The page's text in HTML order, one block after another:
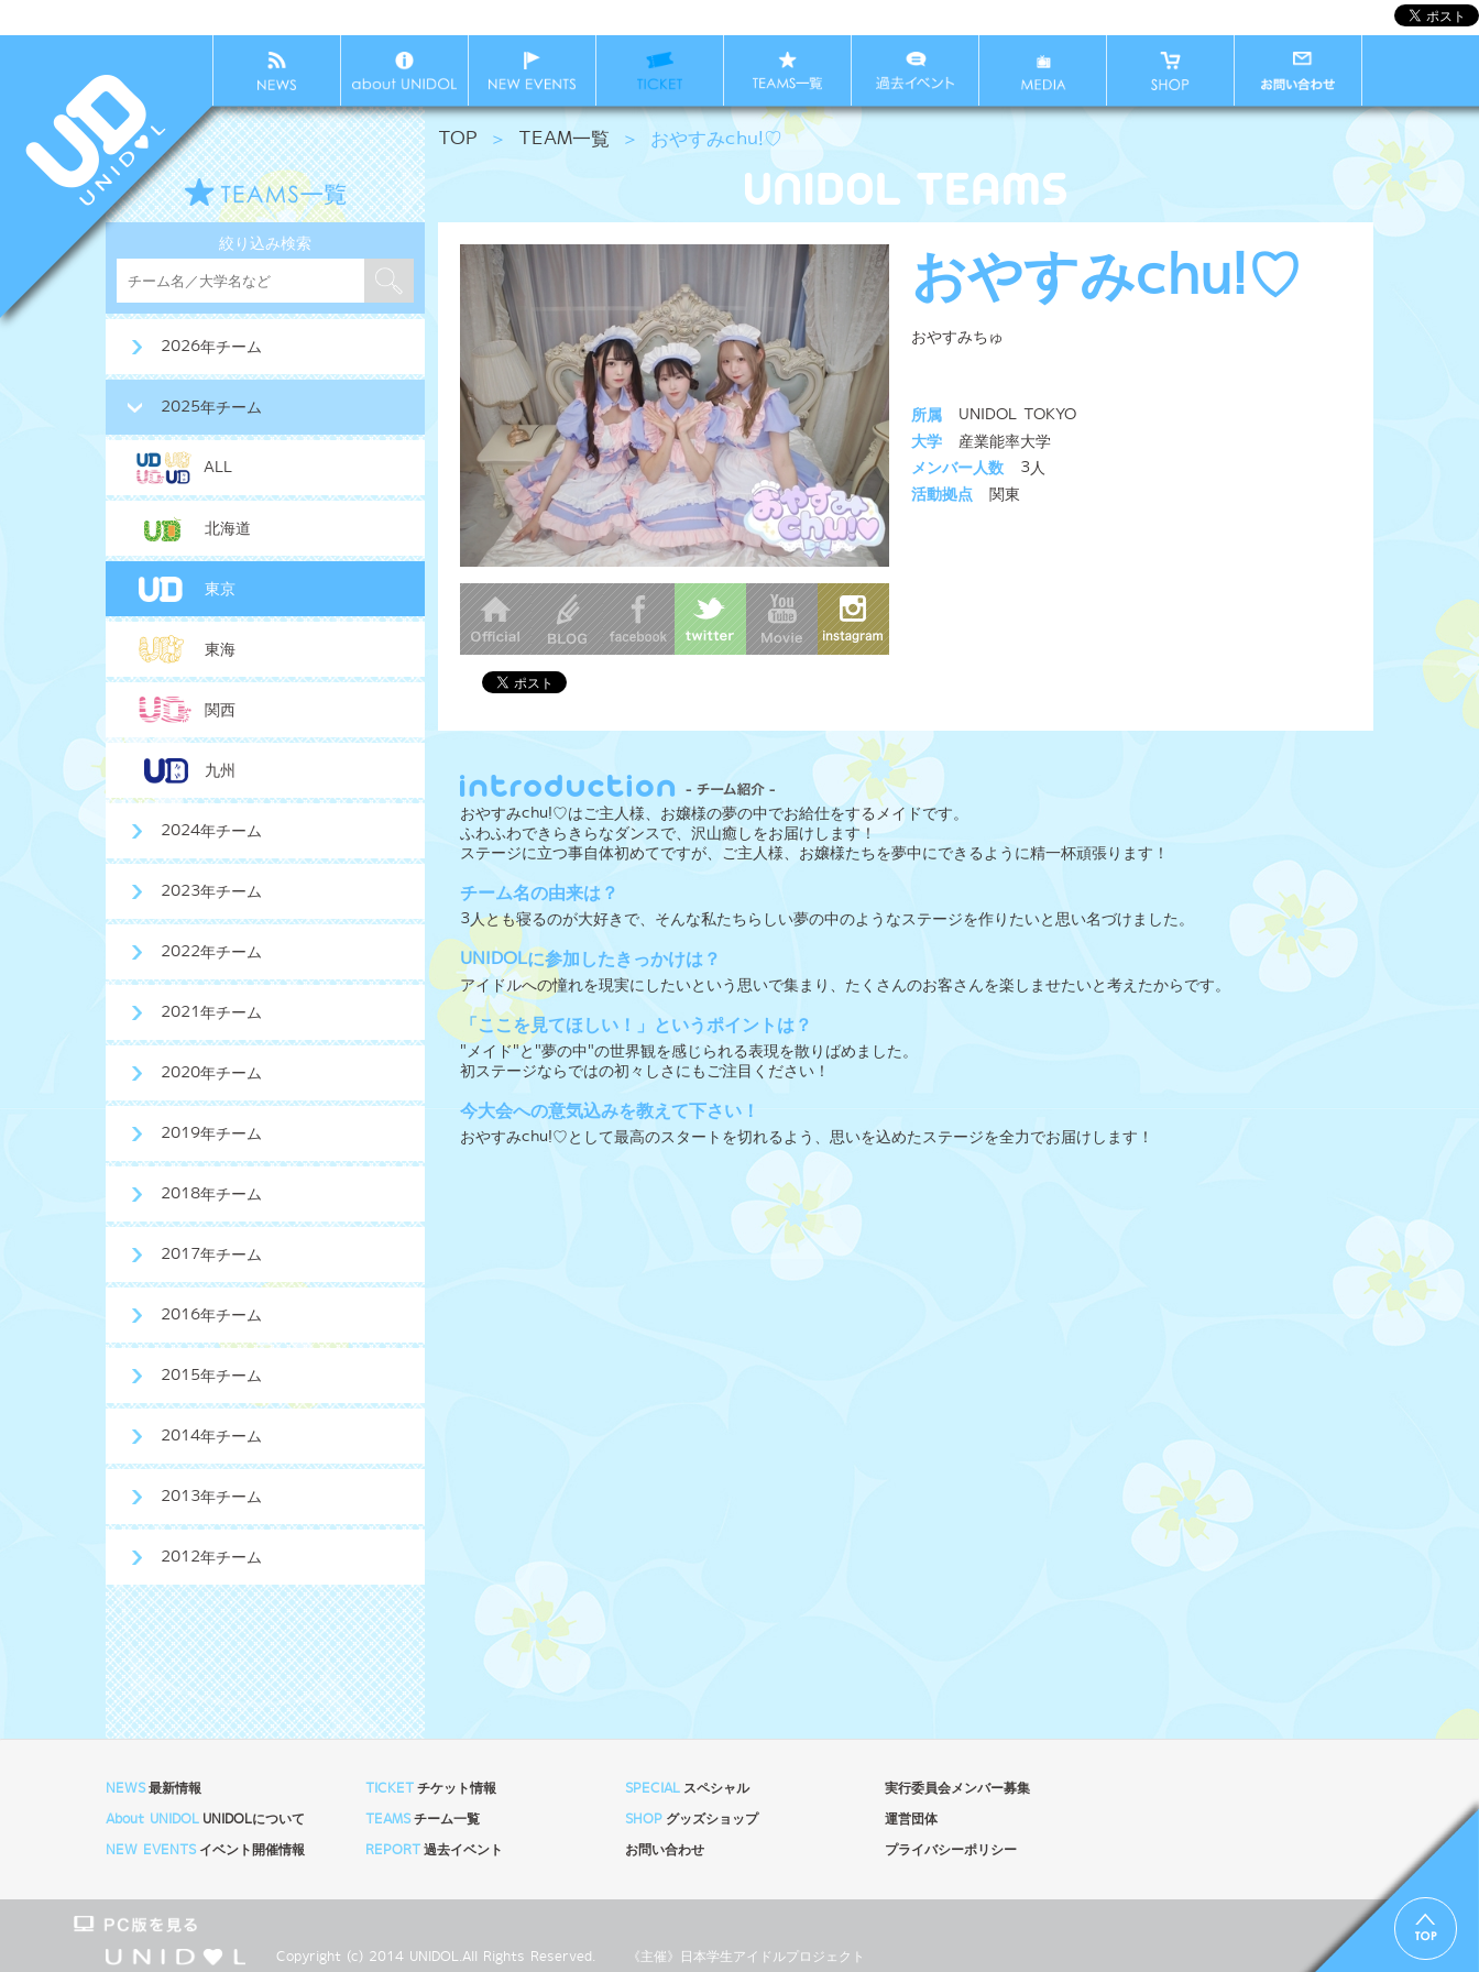
絞り込み検索
2026年チーム
2025年チーム
ALL
北海道
東京
東海
関西
九州
2024年チーム
2023年チーム
2022年チーム
2021年チーム
2020年チーム
2019年チーム
2018年チーム
2017年チーム
2016年チーム
2015年チーム
2014年チーム
2013年チーム
2012年チーム
TOP ＞ TEAM一覧 ＞ おやすみchu!♡
おやすみchu!♡
おやすみちゅ
所属
UNIDOL TOKYO
大学
産業能率大学
メンバー人数
3人
活動拠点
関東
おやすみchu!♡はご主人様、お嬢様の夢の中でお給仕をするメイドです。
ふわふわできらきらなダンスで、沢山癒しをお届けします！
ステージに立つ事自体初めてですが、ご主人様、お嬢様たちを夢中にできるように精一杯頑張ります！
チーム名の由来は？
3人とも寝るのが大好きで、そんな私たちらしい夢の中のようなステージを作りたいと思い名づけました。
UNIDOLに参加したきっかけは？
アイドルへの憧れを現実にしたいという思いで集まり、たくさんのお客さんを楽しませたいと考えたからです。
「ここを見てほしい！」というポイントは？
"メイド"と"夢の中"の世界観を感じられる表現を散りばめました。
初ステージならではの初々しさにもご注目ください！
今大会への意気込みを教えて下さい！
おやすみchu!♡として最高のスタートを切れるよう、思いを込めたステージを全力でお届けします！
NEWS 最新情報
About UNIDOL UNIDOLについて
NEW EVENTS イベント開催情報
TICKET チケット情報
TEAMS チーム一覧
REPORT 過去イベント
SPECIAL スペシャル
SHOP グッズショップ
お問い合わせ
実行委員会メンバー募集
運営団体
プライバシーポリシー
Copyright (c) 2014 UNIDOL.All Rights Reserved. 《主催》⽇本学⽣アイドルプロジェクト